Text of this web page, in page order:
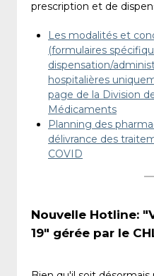
prescription et de
Les modalités et
(formulaires
dispensation/
hospitalières
page de la Division
Médicaments
Planning des
délivrance des
COVID
Nouvelle Hotline:
19" gérée par le